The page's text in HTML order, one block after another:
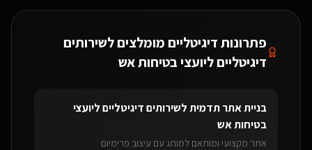
פתרונות דיגיטליים מומלצים לשירותים
דיגיטליים ליועצי בטיחות אש
בניית אתר תדמיתלשירותים דיגיטליים ליועצי
בטיחות אש
אתר מקצועי ומותאם למותג עם עיצוב פרימיום